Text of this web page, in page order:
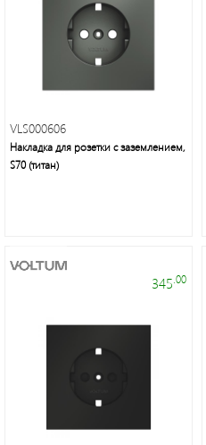
освещение
Электроустановочные
декоративное
VLS000606
Накладка для розетки с заземлением,
S70 (титан)
345 .00